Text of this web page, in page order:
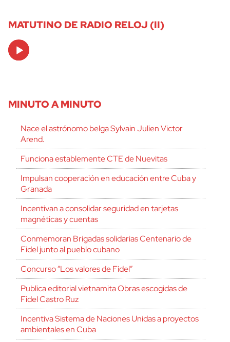
MATUTINO DE RADIO RELOJ (II)
Audio
Player
MINUTO A MINUTO
Nace el astrónomo belga Sylvain Julien Victor
Arend.
Funciona establemente CTE de Nuevitas
Impulsan cooperación en educación entre Cuba y
Granada
Incentivan a consolidar seguridad en tarjetas
magnéticas y cuentas
Conmemoran Brigadas solidarias Centenario de
Fidel junto al pueblo cubano
Concurso “Los valores de Fidel”
Publica editorial vietnamita Obras escogidas de
Fidel Castro Ruz
Incentiva Sistema de Naciones Unidas a proyectos
ambientales en Cuba